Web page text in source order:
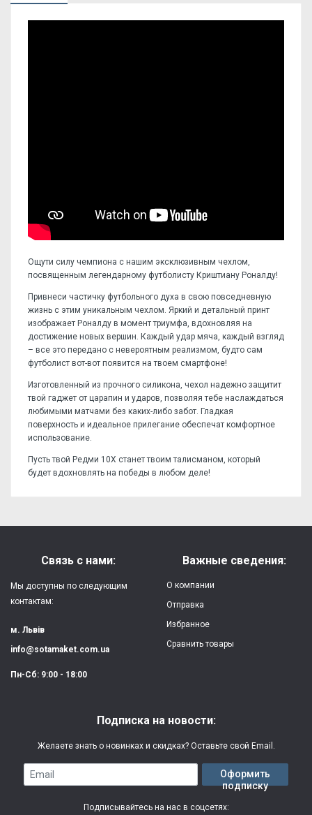
Ощути силу чемпиона с нашим эксклюзивным чехлом,
посвященным легендарному футболисту Криштиану Роналду!
Привнеси частичку футбольного духа в свою повседневную
жизнь с этим уникальным чехлом. Яркий и детальный принт
изображает Роналду в момент триумфа, вдохновляя на
достижение новых вершин. Каждый удар мяча, каждый взгляд
– все это передано с невероятным реализмом, будто сам
футболист вот-вот появится на твоем смартфоне!
Изготовленный из прочного силикона, чехол надежно защитит
твой гаджет от царапин и ударов, позволяя тебе наслаждаться
любимыми матчами без каких-либо забот. Гладкая
поверхность и идеальное прилегание обеспечат комфортное
использование.
Пусть твой Редми 10Х станет твоим талисманом, который
будет вдохновлять на победы в любом деле!
Защита:
от ударов,
Качество:
яркая, четкая
Особенности:
(влагостойкая, гибкая)
Гарантия: 3 месяца
Напишите отзыв или мнение
Связь с нами:
Мы доступны по следующим
контактам:
м. Львів
info@sotamaket.com.ua
Пн-Сб: 9:00 - 18:00
Важные сведения:
О компании
Отправка
Избранное
Сравнить товары
Подписка на новости:
Желаете знать о новинках и скидках? Оставьте свой Email.
Email
Оформить
подписку
Подписывайтесь на нас в соцсетях: